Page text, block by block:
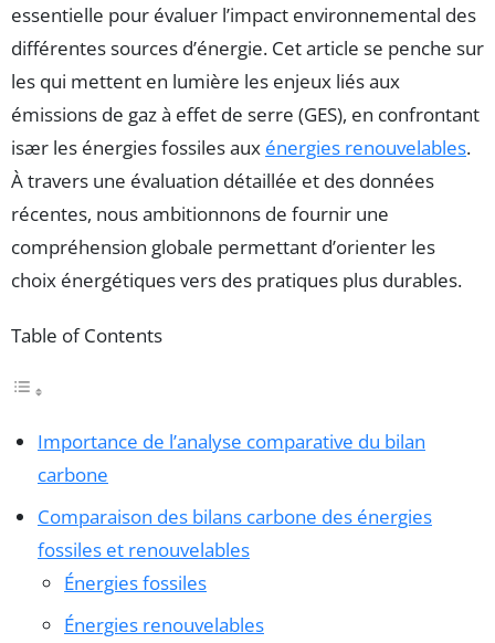
essentielle pour évaluer l’impact environnemental des
différentes sources d’énergie. Cet article se penche sur
les qui mettent en lumière les enjeux liés aux
émissions de gaz à effet de serre (GES), en confrontant
især les énergies fossiles aux énergies renouvelables.
À travers une évaluation détaillée et des données
récentes, nous ambitionnons de fournir une
compréhension globale permettant d’orienter les
choix énergétiques vers des pratiques plus durables.
Table of Contents
Importance de l’analyse comparative du bilan
carbone
Comparaison des bilans carbone des énergies
fossiles et renouvelables
Énergies fossiles
Énergies renouvelables